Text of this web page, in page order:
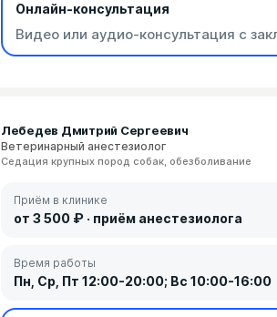
Онлайн-консультация
Видео или аудио-консультация с
Лебедев Дмитрий Сергеевич
Ветеринарный анестезиолог
Седация крупных пород собак, обезболивание
Приём в клинике
от 3 500 ₽ · приём анестезиолога
Время работы
Пн, Ср, Пт 12:00-20:00; Вс 10:00-16:00